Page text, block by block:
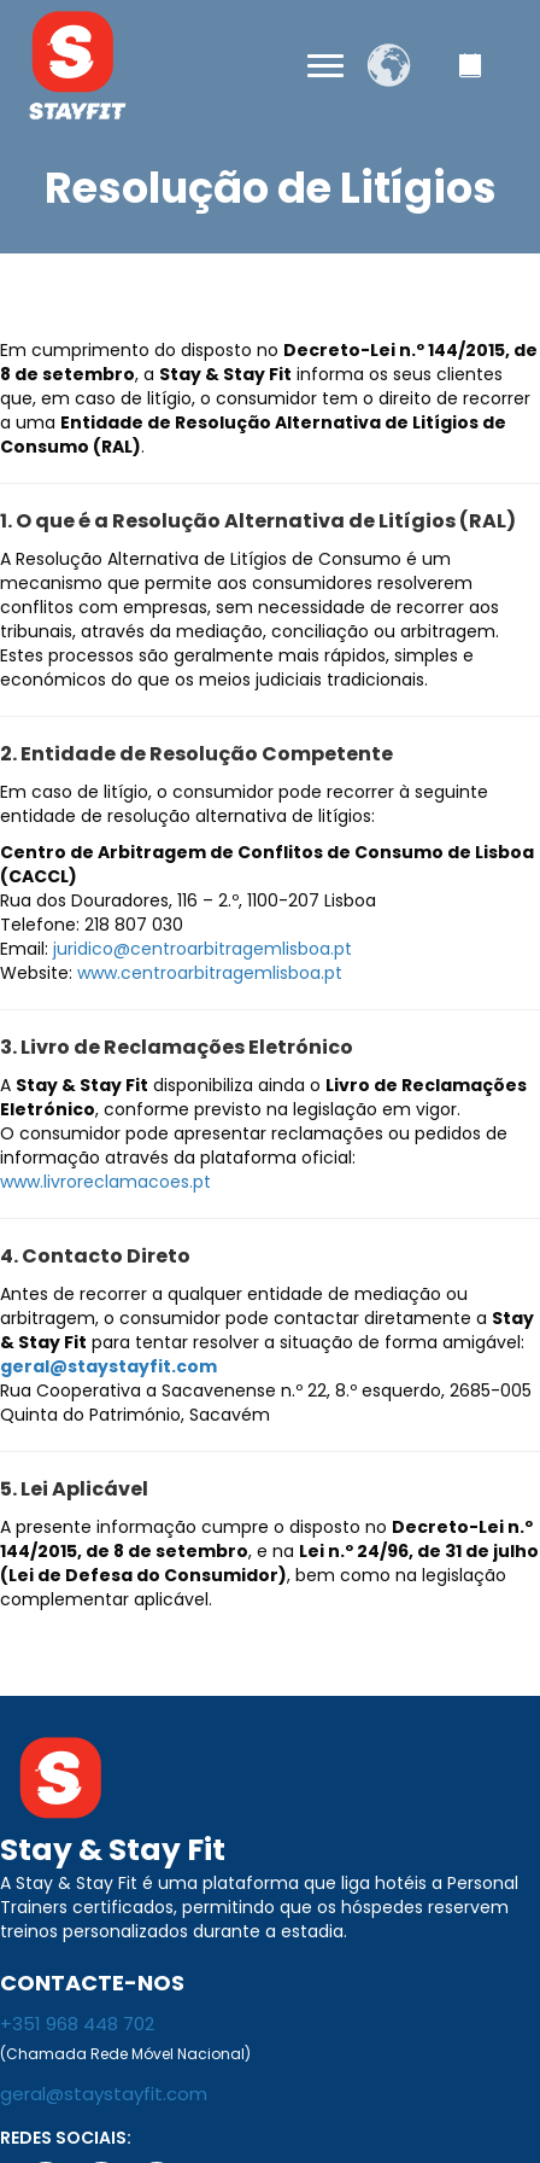
Resolução de Litígios
Em cumprimento do disposto no Decreto-Lei n.º 144/2015, de
8 de setembro, a Stay & Stay Fit informa os seus clientes
que, em caso de litígio, o consumidor tem o direito de recorrer
a uma Entidade de Resolução Alternativa de Litígios de
Consumo (RAL).
1. O que é a Resolução Alternativa de Litígios (RAL)
A Resolução Alternativa de Litígios de Consumo é um
mecanismo que permite aos consumidores resolverem
conflitos com empresas, sem necessidade de recorrer aos
tribunais, através da mediação, conciliação ou arbitragem.
Estes processos são geralmente mais rápidos, simples e
económicos do que os meios judiciais tradicionais.
2. Entidade de Resolução Competente
Em caso de litígio, o consumidor pode recorrer à seguinte
entidade de resolução alternativa de litígios:
Centro de Arbitragem de Conflitos de Consumo de Lisboa
(CACCL)
Rua dos Douradores, 116 – 2.º, 1100-207 Lisboa
Telefone: 218 807 030
Email: juridico@centroarbitragemlisboa.pt
Website: www.centroarbitragemlisboa.pt
3. Livro de Reclamações Eletrónico
A Stay & Stay Fit disponibiliza ainda o Livro de Reclamações
Eletrónico, conforme previsto na legislação em vigor.
O consumidor pode apresentar reclamações ou pedidos de
informação através da plataforma oficial:
www.livroreclamacoes.pt
4. Contacto Direto
Antes de recorrer a qualquer entidade de mediação ou
arbitragem, o consumidor pode contactar diretamente a Stay
& Stay Fit para tentar resolver a situação de forma amigável:
geral@staystayfit.com
Rua Cooperativa a Sacavenense n.º 22, 8.º esquerdo, 2685-005
Quinta do Património, Sacavém
5. Lei Aplicável
A presente informação cumpre o disposto no Decreto-Lei n.º
144/2015, de 8 de setembro, e na Lei n.º 24/96, de 31 de julho
(Lei de Defesa do Consumidor), bem como na legislação
complementar aplicável.
Stay & Stay Fit
A Stay & Stay Fit é uma plataforma que liga hotéis a Personal
Trainers certificados, permitindo que os hóspedes reservem
treinos personalizados durante a estadia.
CONTACTE-NOS
+351 968 448 702
(Chamada Rede Móvel Nacional)
geral@staystayfit.com
REDES SOCIAIS: